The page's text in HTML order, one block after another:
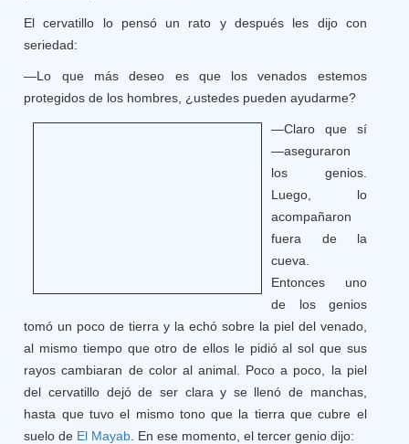
El cervatillo lo pensó un rato y después les dijo con
seriedad:
—Lo que más deseo es que los venados estemos
protegidos de los hombres, ¿ustedes pueden ayudarme?
—Claro que sí
—aseguraron
los genios.
Luego, lo
acompañaron
fuera de la
cueva.
Entonces uno
de los genios
tomó un poco de tierra y la echó sobre la piel del venado,
al mismo tiempo que otro de ellos le pidió al sol que sus
rayos cambiaran de color al animal. Poco a poco, la piel
del cervatillo dejó de ser clara y se llenó de manchas,
hasta que tuvo el mismo tono que la tierra que cubre el
suelo de El Mayab . En ese momento, el tercer genio dijo: